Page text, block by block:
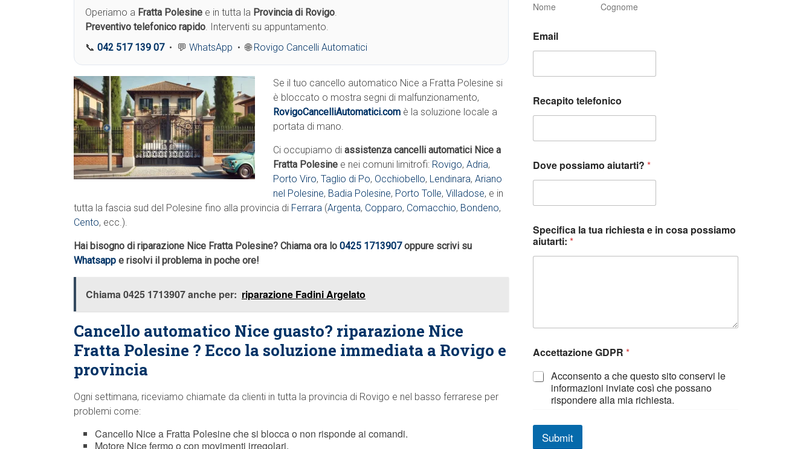
Operiamo a Fratta Polesine e in tutta la Provincia di Rovigo.
Preventivo telefonico rapido. Interventi su appuntamento.
📞 042 517 139 07• 💬 WhatsApp • 🌐 Rovigo Cancelli Automatici
Se il tuo cancello automatico Nice a Fratta Polesine si
è bloccato o mostra segni di malfunzionamento,
RovigoCancelliAutomatici.com è la soluzione locale a
portata di mano.
Ci occupiamo di assistenza cancelli automatici Nice a
Fratta Polesine e nei comuni limitrofi: Rovigo, Adria,
Porto Viro, Taglio di Po, Occhiobello, Lendinara, Ariano
nel Polesine, Badia Polesine, Porto Tolle, Villadose, e in
tutta la fascia sud del Polesine fino alla provincia di Ferrara (Argenta, Copparo, Comacchio, Bondeno,
Cento, ecc.).
Hai bisogno di riparazione Nice Fratta Polesine? Chiama ora lo 0425 1713907oppure scrivi su
Whatsapp e risolvi il problema in poche ore!
Chiama 0425 1713907 anche per: riparazione Fadini Argelato
Cancello automatico Nice guasto? riparazione Nice
Fratta Polesine ? Ecco la soluzione immediata a Rovigo e
provincia
Ogni settimana, riceviamo chiamate da clienti in tutta la provincia di Rovigo e nel basso ferrarese per
problemi come:
Cancello Nice a Fratta Polesine che si blocca o non risponde ai comandi.
Motore Nice fermo o con movimenti irregolari.
Nome Cognome
Email
Recapito telefonico
Dove possiamo aiutarti?*
o
s
s
o
a
t
u
a
Specifica la tua richiesta e in cosa possiamo
aiutarti:*
Accettazione GDPR*
Acconsento a che questo sito conservi le
informazioni inviate così che possano
rispondere alla mia richiesta.
Submit